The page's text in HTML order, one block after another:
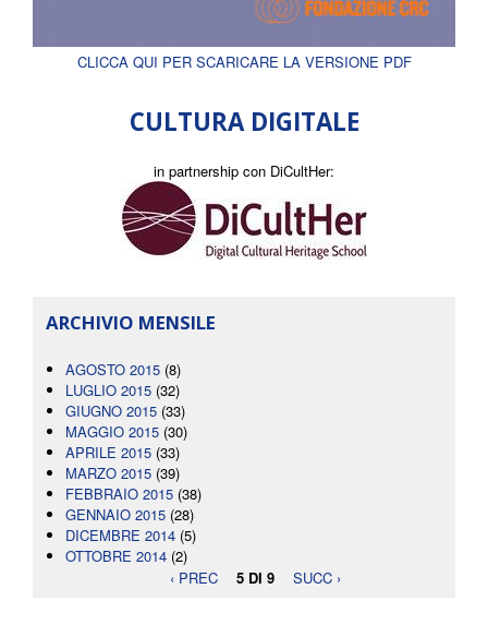
CLICCA QUI PER SCARICARE LA VERSIONE PDF
CULTURA DIGITALE
in partnership con DiCultHer:
ARCHIVIO MENSILE
AGOSTO 2015 (8)
LUGLIO 2015 (32)
GIUGNO 2015 (33)
MAGGIO 2015 (30)
APRILE 2015 (33)
MARZO 2015 (39)
FEBBRAIO 2015 (38)
GENNAIO 2015 (28)
DICEMBRE 2014 (5)
OTTOBRE 2014 (2)
‹ PREC
5 DI 9 SUCC ›